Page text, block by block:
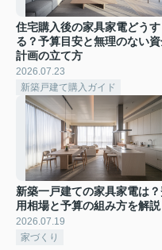
住宅購入後の家具家電どうす
る？予算目安と無理のない
計画の立て方
2026.07.23
新築戸建て購入ガイド
新築一戸建ての家具家電は
用相場と予算の組み方を解説
2026.07.19
家づくり